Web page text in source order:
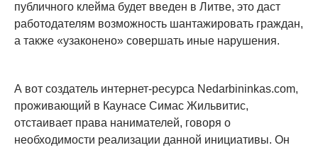
публичного клейма будет введен в Литве, это даст
работодателям возможность шантажировать граждан,
а также «узаконено» совершать иные нарушения.
А вот создатель интернет-ресурса Nedarbininkas.com,
проживающий в Каунасе Симас Жильвитис,
отстаивает права нанимателей, говоря о
необходимости реализации данной инициативы. Он